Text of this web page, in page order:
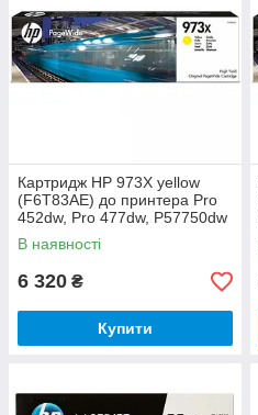
Картридж HP 973X yellow
(F6T83AE) до принтера Pro
452dw, Pro 477dw, P57750dw
В наявності
6 320 ₴
Купити